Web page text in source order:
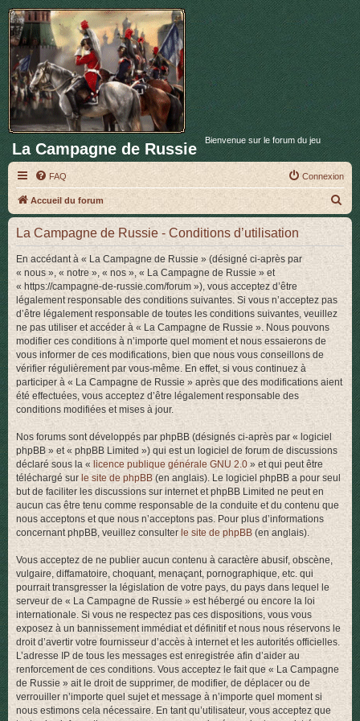
La Campagne de Russie Bienvenue sur le forum du jeu
FAQ Connexion
Accueil du forum
e
c
h
La Campagne de Russie - Conditions d’utilisation
En accédant à « La Campagne de Russie » (désigné ci-après par
« nous », « notre », « nos », « La Campagne de Russie » et
« https://campagne-de-russie.com/forum »), vous acceptez d’être
légalement responsable des conditions suivantes. Si vous n’acceptez pas
d’être légalement responsable de toutes les conditions suivantes, veuillez
ne pas utiliser et accéder à « La Campagne de Russie ». Nous pouvons
modifier ces conditions à n’importe quel moment et nous essaierons de
vous informer de ces modifications, bien que nous vous conseillons de
vérifier régulièrement par vous-même. En effet, si vous continuez à
participer à « La Campagne de Russie » après que des modifications aient
été effectuées, vous acceptez d’être légalement responsable des
conditions modifiées et mises à jour.
Nos forums sont développés par phpBB (désignés ci-après par « logiciel
phpBB » et « phpBB Limited ») qui est un logiciel de forum de discussions
déclaré sous la « licence publique générale GNU 2.0 » et qui peut être
téléchargé sur le site de phpBB(en anglais). Le logiciel phpBB a pour seul
but de faciliter les discussions sur internet et phpBB Limited ne peut en
aucun cas être tenu comme responsable de la conduite et du contenu que
nous acceptons et que nous n’acceptons pas. Pour plus d’informations
concernant phpBB, veuillez consulter le site de phpBB (en anglais).
Vous acceptez de ne publier aucun contenu à caractère abusif, obscène,
vulgaire, diffamatoire, choquant, menaçant, pornographique, etc. qui
pourrait transgresser la législation de votre pays, du pays dans lequel le
serveur de « La Campagne de Russie » est hébergé ou encore la loi
internationale. Si vous ne respectez pas ces dispositions, vous vous
exposez à un bannissement immédiat et définitif et nous nous réservons le
droit d’avertir votre fournisseur d’accès à internet et les autorités officielles.
L’adresse IP de tous les messages est enregistrée afin d’aider au
renforcement de ces conditions. Vous acceptez le fait que « La Campagne
de Russie » ait le droit de supprimer, de modifier, de déplacer ou de
verrouiller n’importe quel sujet et message à n’importe quel moment si
nous estimons cela nécessaire. En tant qu’utilisateur, vous acceptez que